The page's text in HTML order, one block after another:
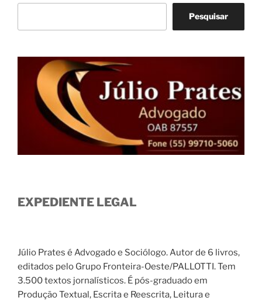
Pesquisar
EXPEDIENTE LEGAL
Júlio Prates é Advogado e Sociólogo. Autor de 6 livros,
editados pelo Grupo Fronteira-Oeste/PALLOTTI. Tem
3.500 textos jornalísticos. É pós-graduado em
Produção Textual, Escrita e Reescrita, Leitura e